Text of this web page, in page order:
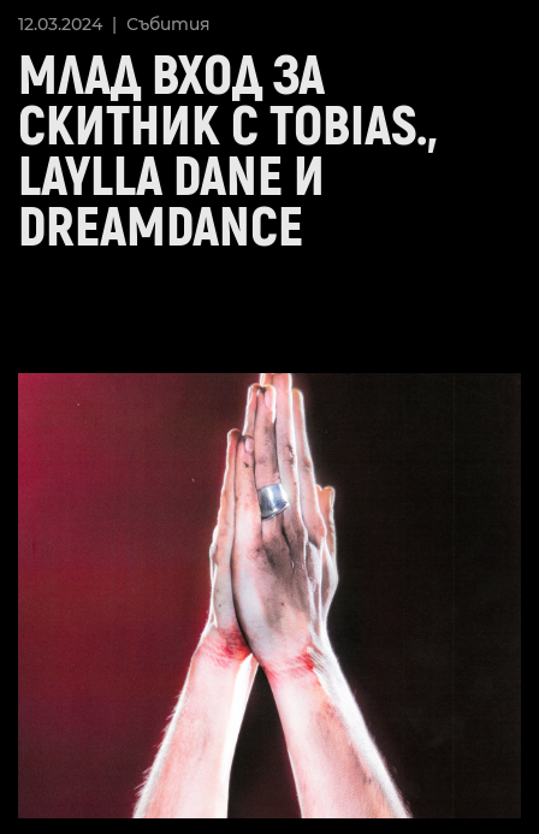
12.03.2024 | Събития
МЛАД ВХОД ЗА
СКИТНИК С TOBIAS.,
LAYLLA DANE И
DREAMDANCE